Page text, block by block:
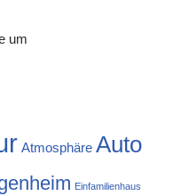
um
Atmosphäre Auto
Einfamilienhaus